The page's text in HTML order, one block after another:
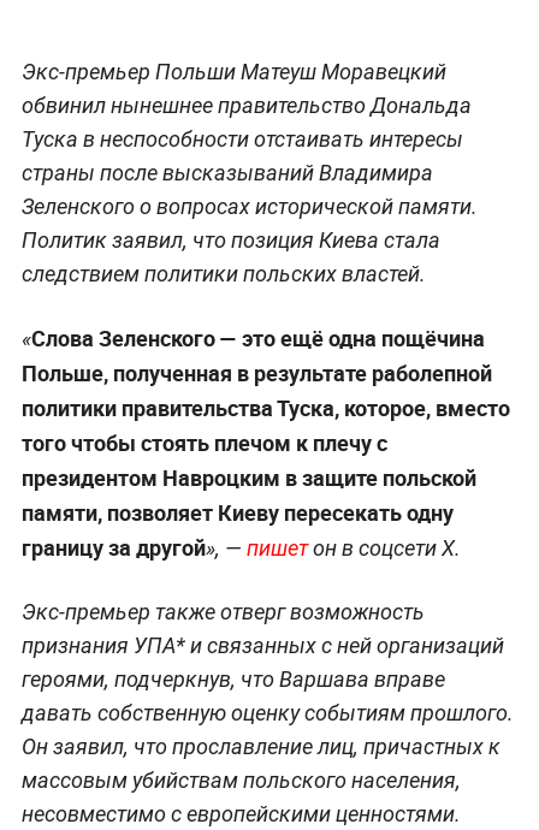
Экс-премьер Польши Матеуш Моравецкий
обвинил нынешнее правительство Дональда
Туска в неспособности отстаивать интересы
страны после высказываний Владимира
Зеленского о вопросах исторической памяти.
Политик заявил, что позиция Киева стала
следствием политики польских властей.
«Слова Зеленского — это ещё одна пощёчина
Польше, полученная в результате раболепной
политики правительства Туска, которое, вместо
того чтобы стоять плечом к плечу с
президентом Навроцким в защите польской
памяти, позволяет Киеву пересекать одну
границу за другой», — пишетон в соцсети X.
Экс-премьер также отверг возможность
признания УПА* и связанных с ней организаций
героями, подчеркнув, что Варшава вправе
давать собственную оценку событиям прошлого.
Он заявил, что прославление лиц, причастных к
массовым убийствам польского населения,
несовместимо с европейскими ценностями.